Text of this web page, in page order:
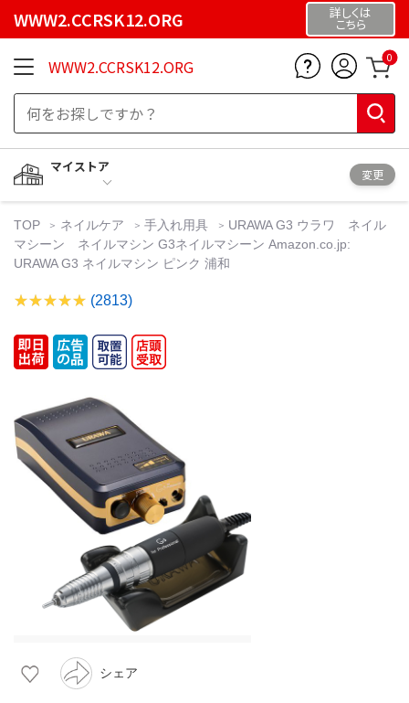
WWW2.CCRSK12.ORG 詳しくは
こちら
WWW2.CCRSK12.ORG 0
マイストア
変更
TOP ネイルケア 手入れ用具
URAWA G3 ウラワ ネイル
マシーン ネイルマシン G3ネイルマシーン Amazon.co.jp:
URAWA G3 ネイルマシン ピンク 浦和
(2813)
シェア